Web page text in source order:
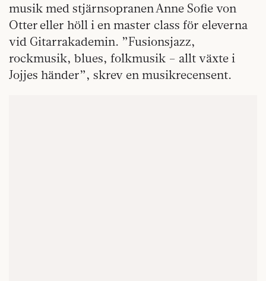
musik med stjärnsopranen Anne Sofie von
Otter eller höll i en master class för eleverna
vid Gitarrakademin. ”Fusionsjazz,
rockmusik, blues, folkmusik – allt växte i
Jojjes händer”, skrev en musikrecensent.